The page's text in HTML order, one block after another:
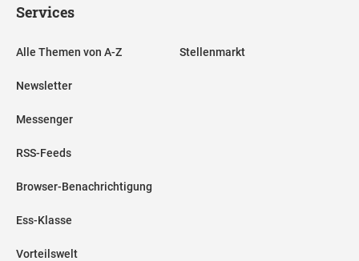
Services
Alle Themen von A-Z
Newsletter
Messenger
RSS-Feeds
Browser-Benachrichtigung
Ess-Klasse
Vorteilswelt
Stellenmarkt